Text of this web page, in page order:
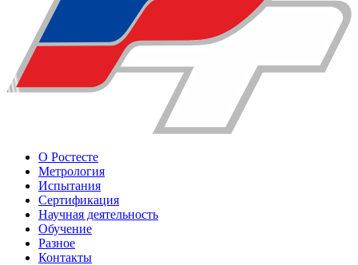
О Ростесте
Метрология
Испытания
Сертификация
Научная деятельность
Обучение
Разное
Контакты